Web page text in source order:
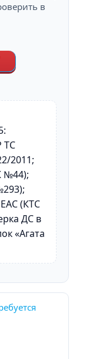
в
ТС
2011;
№44);
(КТС
ДС в
«Агата